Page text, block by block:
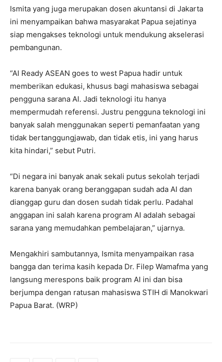
Ismita yang juga merupakan dosen akuntansi di Jakarta
ini menyampaikan bahwa masyarakat Papua sejatinya
siap mengakses teknologi untuk mendukung akselerasi
pembangunan.
“AI Ready ASEAN goes to west Papua hadir untuk
memberikan edukasi, khusus bagi mahasiswa sebagai
pengguna sarana AI. Jadi teknologi itu hanya
mempermudah referensi. Justru pengguna teknologi ini
banyak salah menggunakan seperti pemanfaatan yang
tidak bertanggungjawab, dan tidak etis, ini yang harus
kita hindari,” sebut Putri.
“Di negara ini banyak anak sekali putus sekolah terjadi
karena banyak orang beranggapan sudah ada AI dan
dianggap guru dan dosen sudah tidak perlu. Padahal
anggapan ini salah karena program AI adalah sebagai
sarana yang memudahkan pembelajaran,” ujarnya.
Mengakhiri sambutannya, Ismita menyampaikan rasa
bangga dan terima kasih kepada Dr. Filep Wamafma yang
langsung merespons baik program AI ini dan bisa
berjumpa dengan ratusan mahasiswa STIH di Manokwari
Papua Barat. (WRP)